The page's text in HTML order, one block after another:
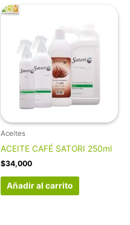
Aceites
ACEITE CAFÉ SATORI 250ml
$34,000
Añadir al carrito